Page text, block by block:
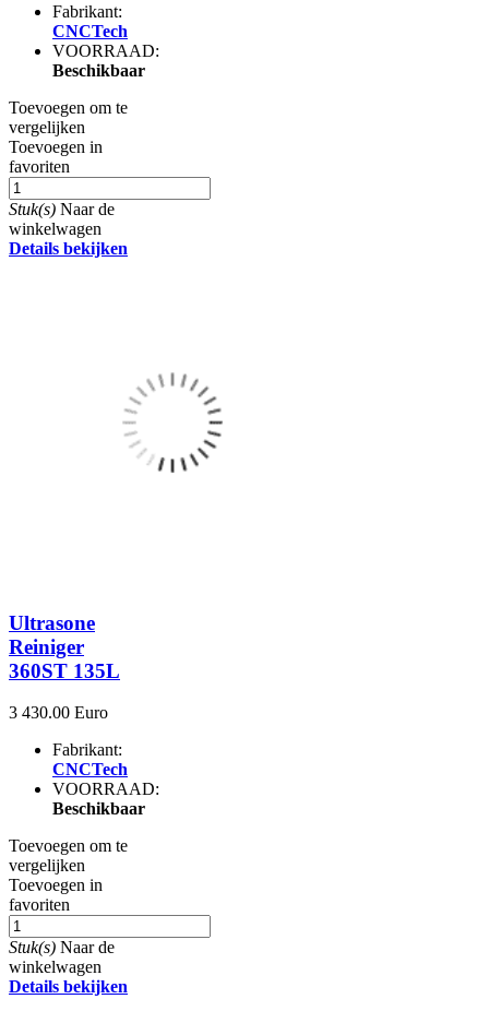
Fabrikant:
CNCTech
VOORRAAD:
Beschikbaar
Toevoegen om te
vergelijken
Toevoegen in
favoriten
Stuk(s) Naar de
winkelwagen
Details bekijken
Ultrasone
Reiniger
360ST 135L
3 430.00 Euro
Fabrikant:
CNCTech
VOORRAAD:
Beschikbaar
Toevoegen om te
vergelijken
Toevoegen in
favoriten
Stuk(s) Naar de
winkelwagen
Details bekijken